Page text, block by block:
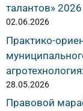
талантов» 2026
02.06.2026
Практико-
28.05.2026
Правовой